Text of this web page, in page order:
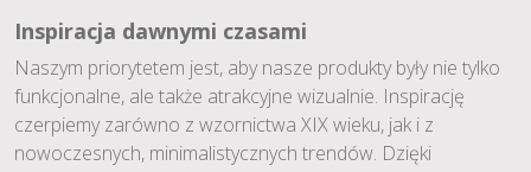
Inspiracja dawnymi czasami
Naszym priorytetem jest, aby nasze produkty były nie tylko
funkcjonalne, ale także atrakcyjne wizualnie. Inspirację
czerpiemy zarówno z wzornictwa XIX wieku, jak i z
nowoczesnych, minimalistycznych trendów. Dzięki